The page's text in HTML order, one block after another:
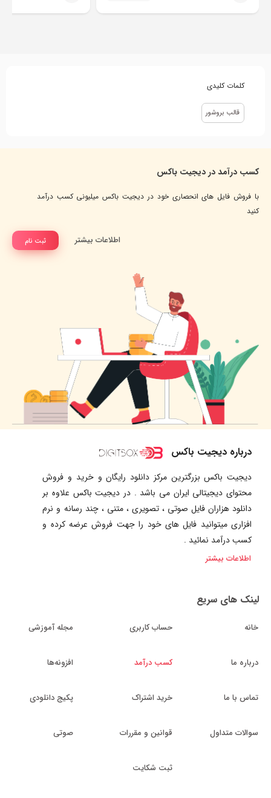
کلمات کلیدی
قالب بروشور
کسب درآمد در دیجیت باکس
با فروش فایل های انحصاری خود در دیجیت باکس میلیونی کسب درآمد
کنید
ثبت نام اطلاعات بیشتر
درباره دیجیت باکس
دیجیت باکس بزرگترین مرکز دانلود رایگان و خرید و فروش
محتوای دیجیتالی ایران می باشد . در دیجیت باکس علاوه بر
دانلود هزاران فایل صوتی ، تصویری ، متنی ، چند رسانه و نرم
افزاری میتوانید فایل های خود را جهت فروش عرضه کرده و
کسب درآمد نمائید .
اطلاعات بیشتر
لینک های سریع
خانه
درباره ما
تماس با ما
سوالات متداول
حساب کاربری
کسب درآمد
خرید اشتراک
قوانین و مقررات
ثبت شکایت
مجله آموزشی
افزونه‌ها
پکیج دانلودی
صوتی